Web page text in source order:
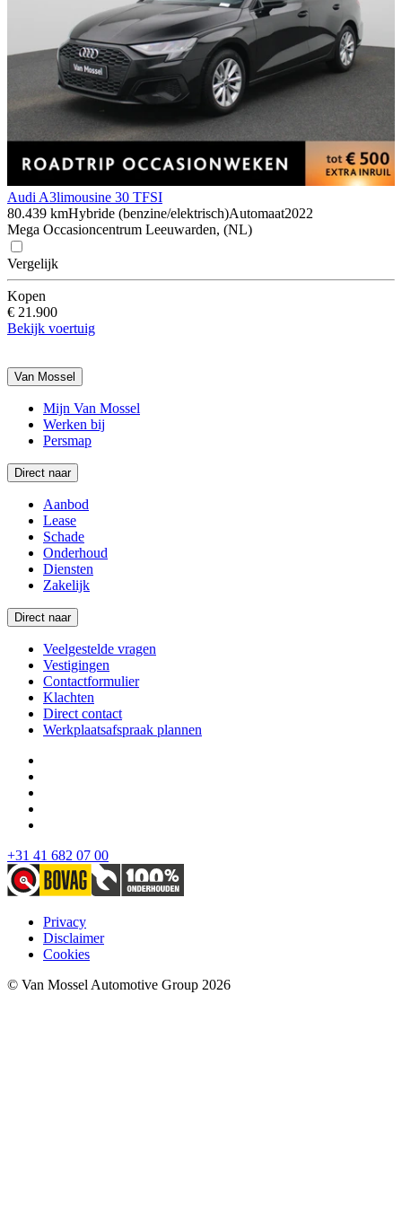
Audi A3limousine 30 TFSI
80.439 kmHybride (benzine/elektrisch)Automaat2022
Mega Occasioncentrum Leeuwarden, (NL)
Vergelijk
Kopen
€ 21.900
Bekijk voertuig
Van Mossel
Mijn Van Mossel
Werken bij
Persmap
Direct naar
Aanbod
Lease
Schade
Onderhoud
Diensten
Zakelijk
Direct naar
Veelgestelde vragen
Vestigingen
Contactformulier
Klachten
Direct contact
Werkplaatsafspraak plannen
+31 41 682 07 00
Privacy
Disclaimer
Cookies
© Van Mossel Automotive Group 2026